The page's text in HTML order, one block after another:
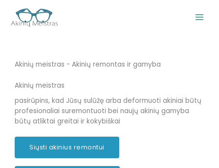
turinio
Akinių meistras - Akinių remontas ir gamyba
Akinių meistras
pasirūpins, kad Jūsų sulūžę arba deformuoti akiniai būtų
profesionaliai suremontuoti bei naujų akinių gamyba
būtų atliktai greitai ir kokybiškai
Siųsti akinius remontui